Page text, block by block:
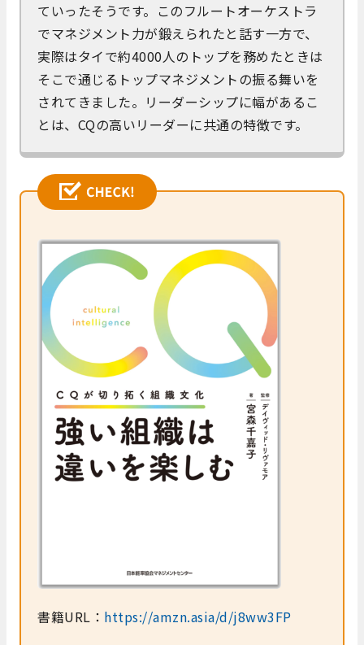
ていったそうです。このフルートオーケストラ
でマネジメント力が鍛えられたと話す一方で、
実際はタイで約4000人のトップを務めたときは
そこで通じるトップマネジメントの振る舞いを
されてきました。リーダーシップに幅があるこ
とは、CQの高いリーダーに共通の特徴です。
書籍URL： https://amzn.asia/d/j8ww3FP